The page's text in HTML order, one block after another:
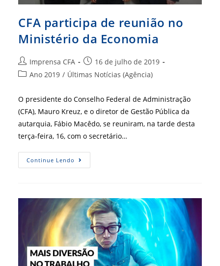
CFA participa de reunião no
Ministério da Economia
Autor
do
Imprensa CFA
Post
publicado:
16 de julho de 2019
Categoria
Ano 2019 / Últimas Notícias (Agência)
O presidente do Conselho Federal de Administração
(CFA), Mauro Kreuz, e o diretor de Gestão Pública da
autarquia, Fábio Macêdo, se reuniram, na tarde desta
terça-feira, 16, com o secretário…
Continue Lendo CFA
Participa
Da
Economia